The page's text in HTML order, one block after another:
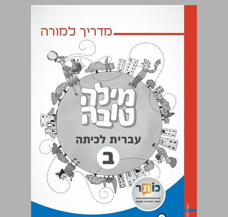
מדריך למורה מילה טובה עברית לכיתה ב ... 0